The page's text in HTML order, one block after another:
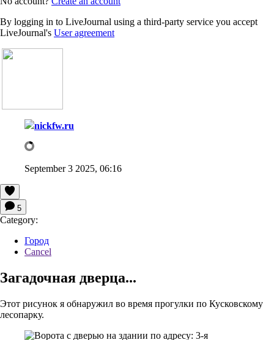
By logging in to LiveJournal using a third-party service you accept
LiveJournal's User agreement
nickfw.ru
September 3 2025, 06:16
5
Category:
Город
Cancel
Загадочная дверца...
Этот рисунок я обнаружил во время прогулки по Кусковскому
лесопарку.